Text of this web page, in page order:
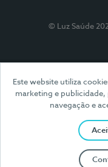
Este website utiliza
marketing e publicidade,
navegação e
© Luz Saúde